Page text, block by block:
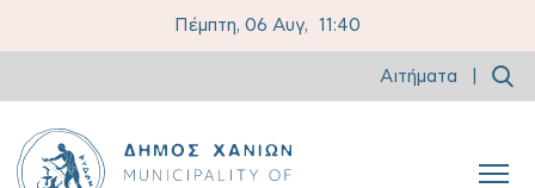
Πέμπτη, 06 Αυγ, 11:40
Αιτήματα